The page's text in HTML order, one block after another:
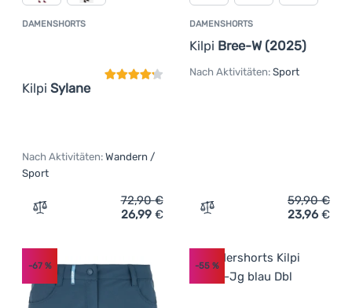
DAMENSHORTS
Kilpi Sylane
Kundenbewertung
Nach Aktivitäten: Wandern /
Sport
Zum Vergleich 'Damenshorts Kilpi Sylane' hinzufügen
72,90€
26,99 €
DAMENSHORTS
Kilpi Bree-W (2025)
Nach Aktivitäten: Sport
Zum Vergleich
59,90€
23,96 €
-67% -55%